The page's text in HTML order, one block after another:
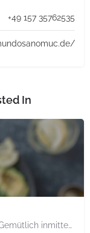
+49 157 35762535
In
ein Dorftreff mit Gastraum und BiergartenGemütlich inmitten unserem idyllischen Trais Münzenberg, entlang…